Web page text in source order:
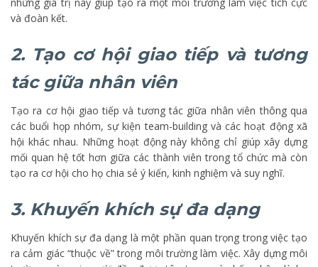
và đoàn kết.
2. Tạo cơ hội giao tiếp và tương
tác giữa nhân viên
Tạo ra cơ hội giao tiếp và tương tác giữa nhân viên thông qua
các buổi họp nhóm, sự kiện team-building và các hoạt động xã
hội khác nhau. Những hoạt động này không chỉ giúp xây dựng
mối quan hệ tốt hơn giữa các thành viên trong tổ chức mà còn
tạo ra cơ hội cho họ chia sẻ ý kiến, kinh nghiệm và suy nghĩ.
3. Khuyến khích sự đa dạng
Khuyến khích sự đa dạng là một phần quan trọng trong việc tạo
ra cảm giác “thuộc về” trong môi trường làm việc. Xây dựng môi